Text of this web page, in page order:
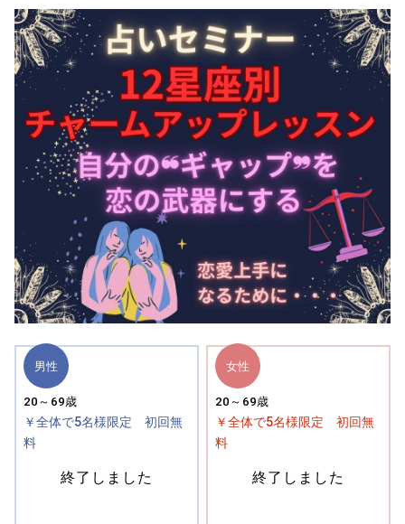
男性
20～69歳
￥全体で5名様限定 初回無
料
終了しました
女性
20～69歳
￥全体で5名様限定 初回無
料
終了しました